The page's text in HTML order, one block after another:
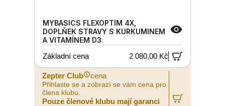
MYBASICS FLEXOPTIM 4X,
DOPLŇEK STRAVY S KURKUMINEM
A VITAMÍNEM D3
Základní cena
2 080,00 Kč
Zepter Club cena
Přihlaste se a zobrazí se vám cena pro
člena klubu.
Pouze členové klubu mají garanci